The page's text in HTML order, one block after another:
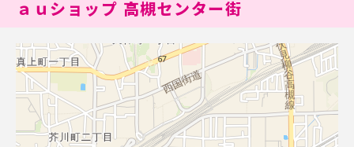
My UQ mobile
UQ mobile
データチャージサイト
UQ WiMAX
UQ WiMAX
ａｕショップ 高槻センター街